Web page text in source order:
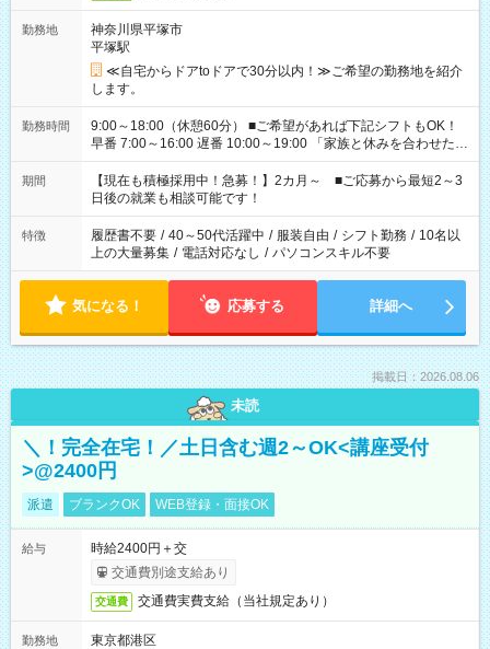
勤務地
神奈川県平塚市
平塚駅
≪自宅からドアtoドアで30分以内！≫ご希望の勤務地を紹介
します。
勤務時間
9:00～18:00（休憩60分） ■ご希望があれば下記シフトもOK！
早番 7:00～16:00 遅番 10:00～19:00 「家族と休みを合わせた
い」 「余裕を持って夕飯の準備がしたい」 「できれば残業はし
たくない」 など、ご希望を教えてくださいね。 ※Wワーク希望
の方へ 今ご覧のお仕事で希望する勤務時間と、もう1つのお仕事
の勤務時間。 合計で週40時間を超える場合は応募できません。
期間
【現在も積極採用中！急募！】2カ月～ ■ご応募から最短2～3
日後の就業も相談可能です！
特徴 履歴書不要 / 40～50代活躍中 / 服装自由 / シフト勤務 / 10名以
上の大量募集 / 電話対応なし / パソコンスキル不要
気になる！ 応募する 詳細へ
掲載日：2026.08.06
未読
＼！完全在宅！／土日含む週2～OK<講座受付
>@2400円
派遣 ブランクOK WEB登録・面接OK
給与
時給2400円＋交
交通費別途支給あり
交通費 交通費実費支給（当社規定あり）
勤務地
東京都港区